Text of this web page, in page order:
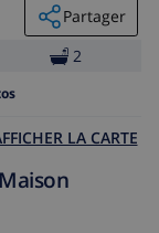
Partager
2
LA CARTE